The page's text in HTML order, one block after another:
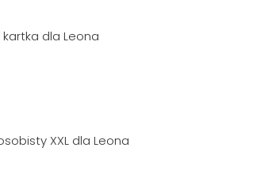
dla Leona
XXL dla Leona